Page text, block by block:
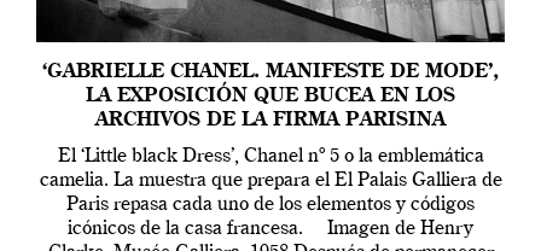
‘GABRIELLE CHANEL. MANIFESTE DE MODE’,
LA EXPOSICIÓN QUE BUCEA EN LOS
ARCHIVOS DE LA FIRMA PARISINA
El ‘Little black Dress’, Chanel nº 5 o la emblemática
camelia. La muestra que prepara el El Palais Galliera de
Paris repasa cada uno de los elementos y códigos
icónicos de la casa francesa. Imagen de Henry